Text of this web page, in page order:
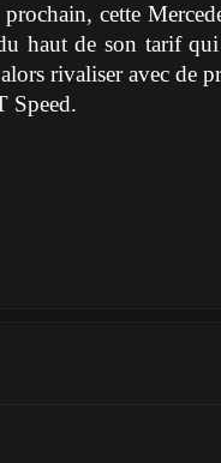
cette
haut de son tarif
rivaliser avec de
Speed.